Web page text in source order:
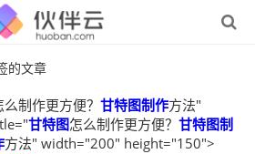
的文章
么制作更方便？ 甘特图制作方法"
甘特图怎么制作更方便？ 甘特图制
方法" width="200" height="150">